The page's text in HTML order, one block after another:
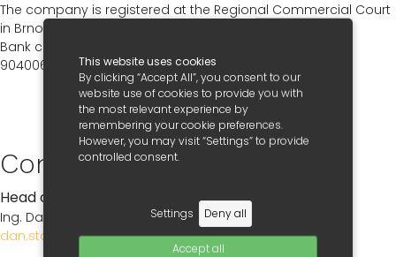
This website uses cookies
By clicking “Accept All”, you consent to our
website use of cookies to provide you with
the most relevant experience by
remembering your cookie preferences.
However, you may visit “Settings” to provide
controlled consent.
Settings Deny all
Accept all
The company is registered at the Regional Commercial Court
in Brno, section C, insert 7864, dated November 2, 1992
Bank connection: KOMERČNÍ BANKA - Brno city no.
90400621/0100
Contacts
Head of Production
Ing. Dan Starý
dan.stary@jassbrno.cz